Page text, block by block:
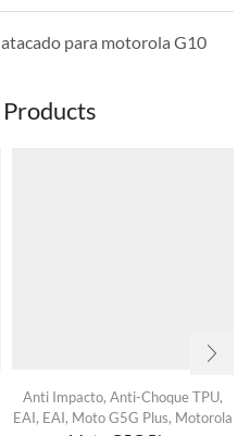
para motorola G10
Anti Impacto, Anti-Choque TPU,
EAI, EAI, Moto G5G Plus, Motorola